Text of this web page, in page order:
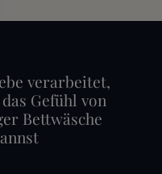
verarbeitet,
Gefühl von
Bettwäsche